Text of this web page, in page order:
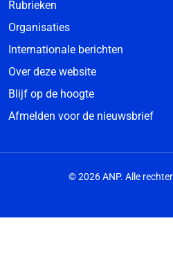
Rubrieken
Organisaties
Internationale berichten
Over deze website
Blijf op de hoogte
Afmelden voor de nieuwsbrief
© 2026 ANP. Alle